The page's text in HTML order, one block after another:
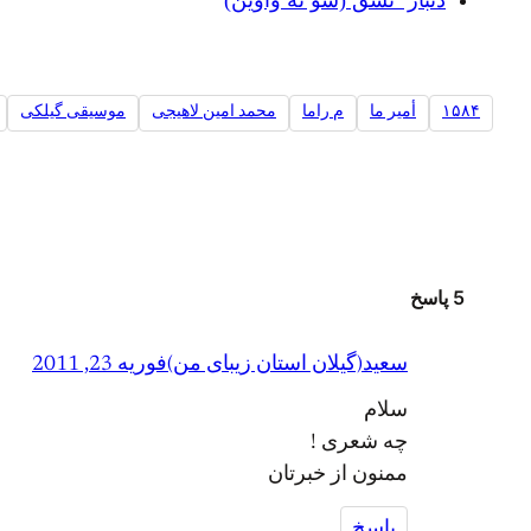
۱۵۸۴ أمير ما م راما محمد امین لاهیجی موسیقی گیلکی
5 پاسخ
سعید(گیلان استان زیبای من)فوریه 23, 2011
سلام
چه شعری !
ممنون از خبرتان